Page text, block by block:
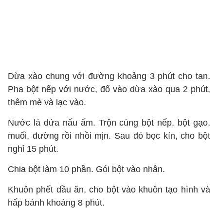
Dừa xào chung với đường khoảng 3 phút cho tan.
Pha bột nếp với nước, đổ vào dừa xào qua 2 phút,
thêm mè và lạc vào.
Nước lá dứa nấu ấm. Trộn cùng bột nếp, bột gạo,
muối, đường rồi nhồi mịn. Sau đó bọc kín, cho bột
nghỉ 15 phút.
Chia bột làm 10 phần. Gói bột vào nhân.
Khuôn phết dầu ăn, cho bột vào khuôn tạo hình và
hấp bánh khoảng 8 phút.